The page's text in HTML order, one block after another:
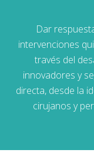
Dar
intervenciones
través del
innovadores y
directa, desde la
cirujanos y